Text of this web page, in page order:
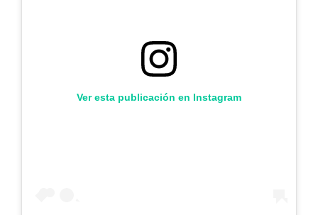
Ver esta publicación en Instagram